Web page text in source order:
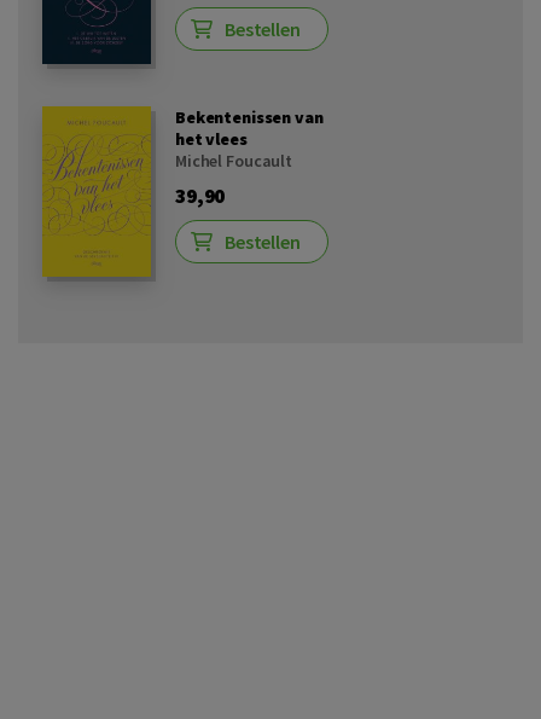
Bestellen
Bekentenissen van
het vlees
Michel Foucault
39,90
Bestellen